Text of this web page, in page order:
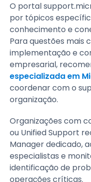
O portal
por tópicos
conhecimento e
Para questões mais
implementação e
empresarial,
especializada em
coordenar com o
organização.
Organizações com
ou Unified Support
Manager dedicado,
especialistas e
identificação de
operações críticas.